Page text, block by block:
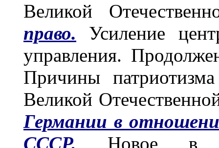
Великой
право. Усиление
управления.
Причины
Великой
Германии в
СССР. Новое в